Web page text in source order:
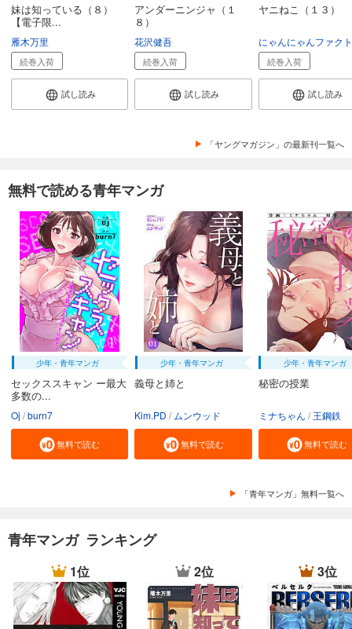
妹は知っている（８）
【電子限...
雁木万里
続巻入荷
試し読み
アンダーニンジャ（１
８）
花沢健吾
続巻入荷
試し読み
ヤニねこ（１３）
にゃんにゃんファク
続巻入荷
試し読み
「ヤングマガジン」の最新刊一覧へ
無料で読める青年マンガ
少年・青年マンガ
セックススキャン ー最大
多数の...
Oj burn7
無料で読む
少年・青年マンガ
義母と姉と
Kim.PD ムンウッド
無料で読む
少年・青年マンガ
秘密の授業
ミナちゃん 王鋼鉄
無料で読む
「青年マンガ」無料一覧へ
青年マンガ ランキング
1位 2位 3位